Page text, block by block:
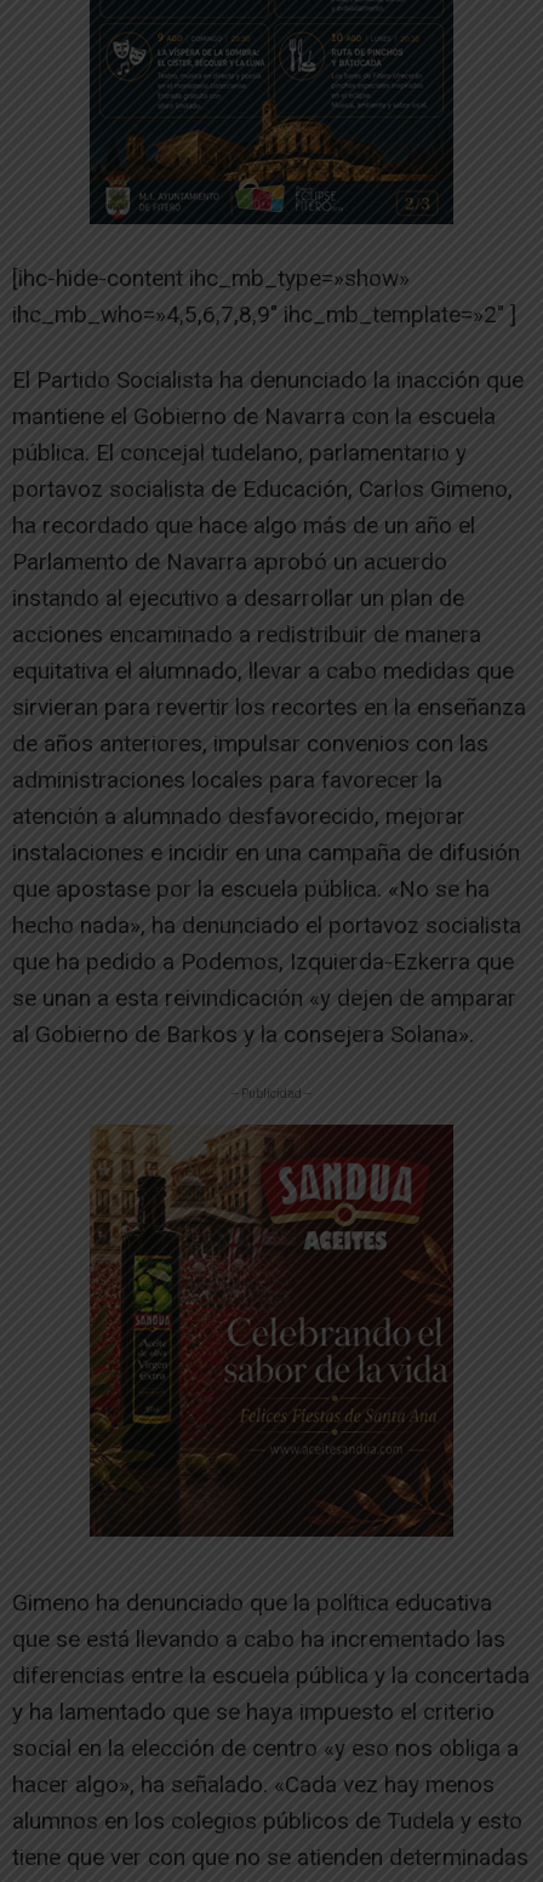
[ihc-hide-content ihc_mb_type=»show»
ihc_mb_who=»4,5,6,7,8,9″ ihc_mb_template=»2″ ]
El Partido Socialista ha denunciado la inacción que
mantiene el Gobierno de Navarra con la escuela
pública. El concejal tudelano, parlamentario y
portavoz socialista de Educación, Carlos Gimeno,
ha recordado que hace algo más de un año el
Parlamento de Navarra aprobó un acuerdo
instando al ejecutivo a desarrollar un plan de
acciones encaminado a redistribuir de manera
equitativa el alumnado, llevar a cabo medidas que
sirvieran para revertir los recortes en la enseñanza
de años anteriores, impulsar convenios con las
administraciones locales para favorecer la
atención a alumnado desfavorecido, mejorar
instalaciones e incidir en una campaña de difusión
que apostase por la escuela pública. «No se ha
hecho nada», ha denunciado el portavoz socialista
que ha pedido a Podemos, Izquierda-Ezkerra que
se unan a esta reivindicación «y dejen de amparar
al Gobierno de Barkos y la consejera Solana».
-- Publicidad --
Gimeno ha denunciado que la política educativa
que se está llevando a cabo ha incrementado las
diferencias entre la escuela pública y la concertada
y ha lamentado que se haya impuesto el criterio
social en la elección de centro «y eso nos obliga a
hacer algo», ha señalado. «Cada vez hay menos
alumnos en los colegios públicos de Tudela y esto
tiene que ver con que no se atienden determinadas